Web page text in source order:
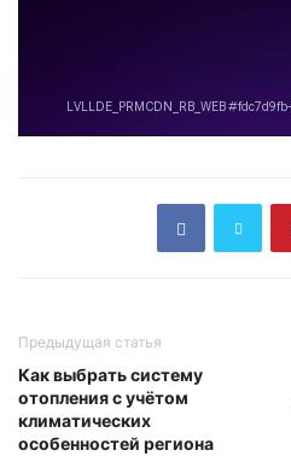
Предыдущая статья
Как выбрать систему
отопления с учётом
климатических
особенностей региона